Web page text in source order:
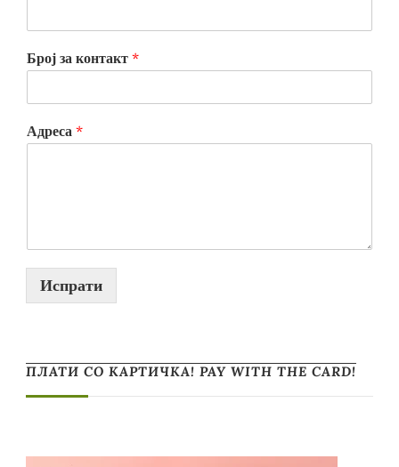
Број за контакт *
Адреса *
Испрати
ПЛАТИ СО КАРТИЧКА! PAY WITH THE CARD!